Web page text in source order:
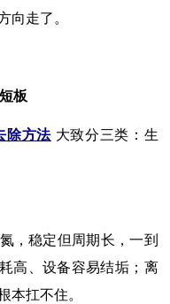
向走了。
板
除方法 大致分三类：生
，稳定但周期长，一到
高、设备容易结垢；离
本扛不住。